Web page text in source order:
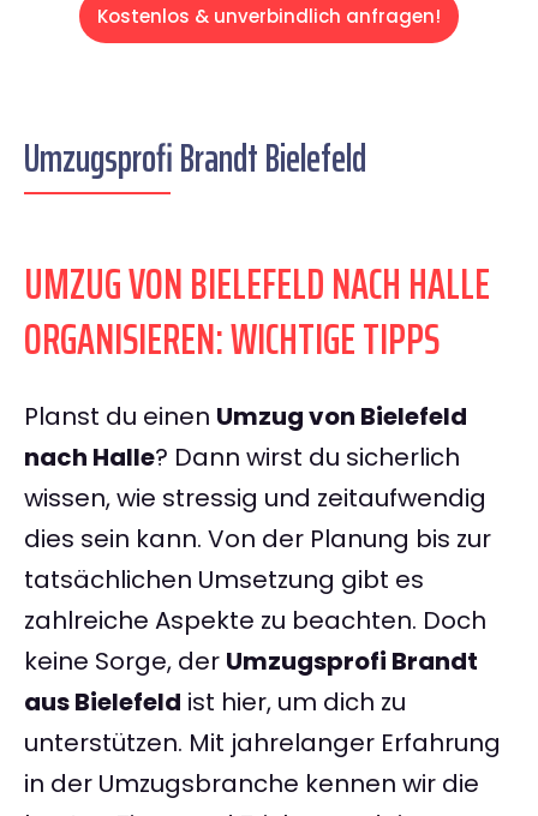
Kostenlos & unverbindlich anfragen!
Umzugsprofi Brandt Bielefeld
UMZUG VON BIELEFELD NACH HALLE
ORGANISIEREN: WICHTIGE TIPPS
Planst du einen Umzug von Bielefeld
nach Halle? Dann wirst du sicherlich
wissen, wie stressig und zeitaufwendig
dies sein kann. Von der Planung bis zur
tatsächlichen Umsetzung gibt es
zahlreiche Aspekte zu beachten. Doch
keine Sorge, der Umzugsprofi Brandt
aus Bielefeld ist hier, um dich zu
unterstützen. Mit jahrelanger Erfahrung
in der Umzugsbranche kennen wir die